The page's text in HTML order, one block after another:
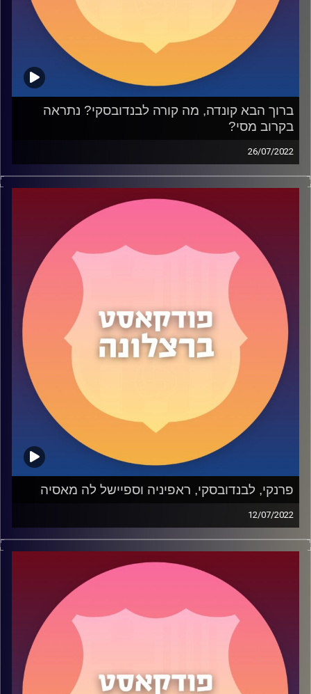
קרדיט תמונות:
שי פל
ברוך הבא קונדה, מה קורה לבנדובסקי? נתראה
בקרוב מסי?
26/07/2022
בפרק 49 עסקנו בהרחבה בבלם החדש של ברצלונה, הפן
הכלכלי של העסקאות של ההימור במכירת זכויות השידור,
הקלאסיקו של יום ראשון בוגאס, ההתאקלמות של לבנדובסקי,
המשחק של צ'אבי וגם כמובן שאלת החזרה של ליאו מסי
שהטריפה את התקשורת הספרדית.
קרדיט תמונות:
פרנקי, לבנדובסקי, ראפיניה וספיישל לה מאסיה
12/07/2022
בפרק 48 דיברנו בהתחלה על האקטואליה הברצלונאית עם
כמה דברים שאתם חייבים לדעת, במיוחד לכלכלנים שביניכם.
את החלק הגדול של הפרק הקדשנו ללה מאסיה עם המומחה
עידן מרקו שחוזר לנו לספיישל מיוחד.
תהנו
קרדיט תמונות:
שי פל